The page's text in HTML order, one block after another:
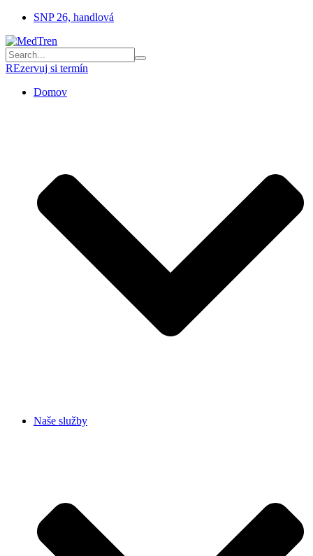
SNP 26, handlová
Search
for:
REzervuj si termín
Domov
Naše služby